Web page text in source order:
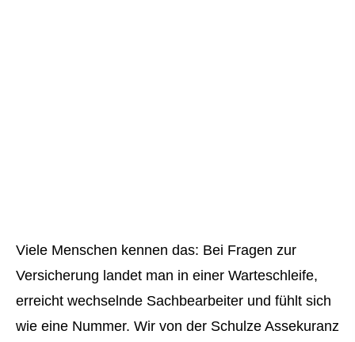
Viele Menschen kennen das: Bei Fragen zur
Versicherung landet man in einer Warteschleife,
erreicht wechselnde Sachbearbeiter und fühlt sich
wie eine Nummer. Wir von der Schulze Assekuranz